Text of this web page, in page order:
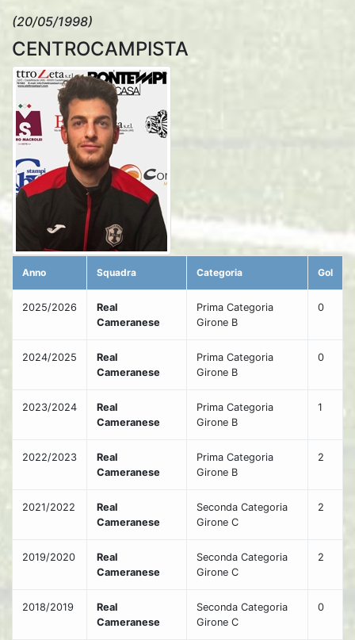
(20/05/1998)
CENTROCAMPISTA
Anno Squadra Categoria Gol
2025/2026
Real
Cameranese
Prima Categoria
Girone B
0
2024/2025
Real
Cameranese
Prima Categoria
Girone B
0
2023/2024
Real
Cameranese
Prima Categoria
Girone B
1
2022/2023
Real
Cameranese
Prima Categoria
Girone B
2
2021/2022
Real
Cameranese
Seconda Categoria
Girone C
2
2019/2020
Real
Cameranese
Seconda Categoria
Girone C
2
2018/2019
Real
Cameranese
Seconda Categoria
Girone C
0